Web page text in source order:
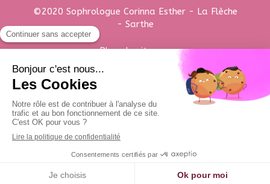
©2020 Sophrologue Corinna Esther - La Flèche
- Sarthe
Plan du site
Création et référencement du site par Simplébo
Ce site est parrainé par la
element.style { } .tree-container, .sb-bloc { position: relative; } *, *:after, *:before { padding: 0;
margin: 0; -webkit-box-sizing: border-box; -moz-box-sizing: border-box; -ms-box-sizing: border-
box; -o-box-sizing: border-box; box-sizing: border-box; } user agent stylesheet div { display: block;
.container-dark a:not(.forced-color):not(.sb-bloc-inner), .container-dark .container-light .container-